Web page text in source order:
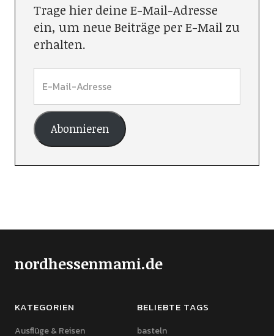
Trage hier deine E-Mail-Adresse
ein, um neue Beiträge per E-Mail zu
erhalten.
Abonnieren
nordhessenmami.de
KATEGORIEN
Ausflüge & Reisen
BELIEBTE TAGS
basteln